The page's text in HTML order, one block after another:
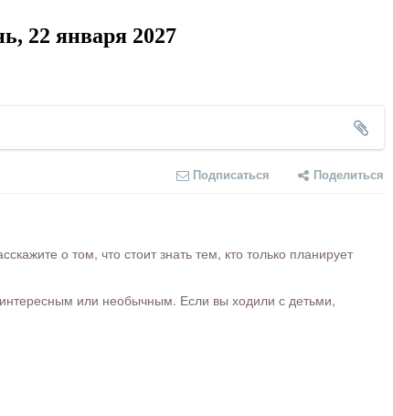
22 января 2027
Подписаться Поделиться
о том, что стоит знать тем, кто только планирует
или необычным. Если вы ходили с детьми,